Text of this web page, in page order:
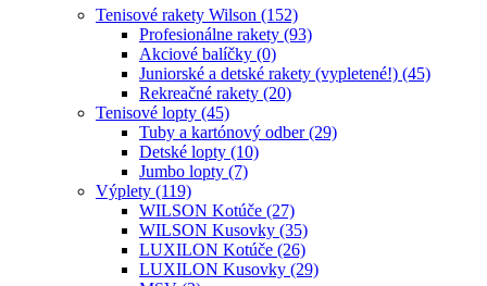
Tenisové rakety Wilson (152)
Profesionálne rakety (93)
Akciové balíčky (0)
Juniorské a detské rakety (vypletené!) (45)
Rekreačné rakety (20)
Tenisové lopty (45)
Tuby a kartónový odber (29)
Detské lopty (10)
Jumbo lopty (7)
Výplety (119)
WILSON Kotúče (27)
WILSON Kusovky (35)
LUXILON Kotúče (26)
LUXILON Kusovky (29)